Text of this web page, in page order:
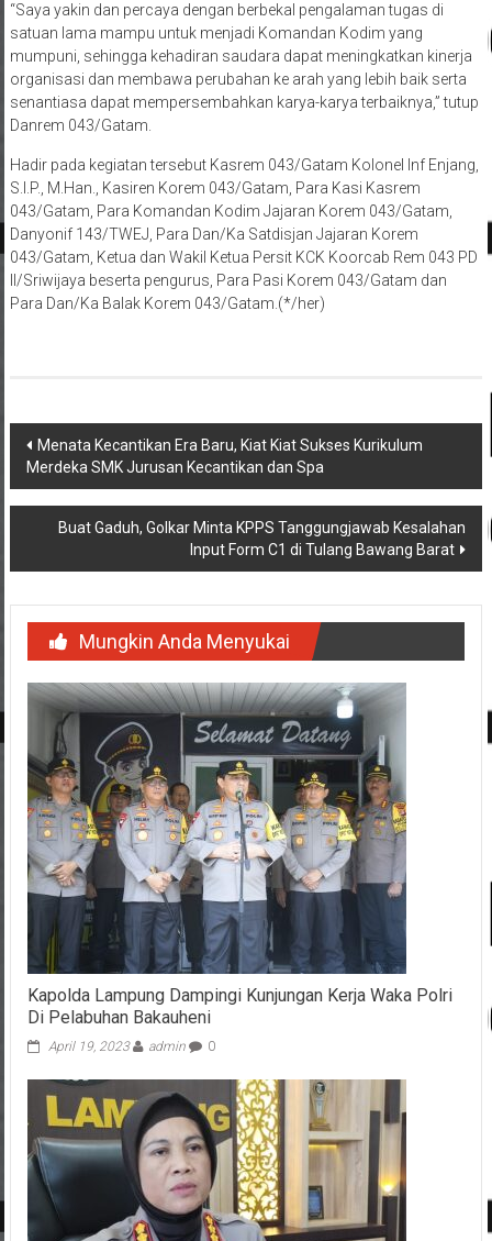
“Saya yakin dan percaya dengan berbekal pengalaman tugas di
satuan lama mampu untuk menjadi Komandan Kodim yang
mumpuni, sehingga kehadiran saudara dapat meningkatkan kinerja
organisasi dan membawa perubahan ke arah yang lebih baik serta
senantiasa dapat mempersembahkan karya-karya terbaiknya,” tutup
Danrem 043/Gatam.
Hadir pada kegiatan tersebut Kasrem 043/Gatam Kolonel Inf Enjang,
S.I.P., M.Han., Kasiren Korem 043/Gatam, Para Kasi Kasrem
043/Gatam, Para Komandan Kodim Jajaran Korem 043/Gatam,
Danyonif 143/TWEJ, Para Dan/Ka Satdisjan Jajaran Korem
043/Gatam, Ketua dan Wakil Ketua Persit KCK Koorcab Rem 043 PD
II/Sriwijaya beserta pengurus, Para Pasi Korem 043/Gatam dan
Para Dan/Ka Balak Korem 043/Gatam.(*/her)
Navigasi
pos
Menata Kecantikan Era Baru, Kiat Kiat Sukses Kurikulum
Merdeka SMK Jurusan Kecantikan dan Spa
Buat Gaduh, Golkar Minta KPPS Tanggungjawab Kesalahan
Input Form C1 di Tulang Bawang Barat
Mungkin Anda Menyukai
Kapolda Lampung Dampingi Kunjungan Kerja Waka Polri
Di Pelabuhan Bakauheni
April 19, 2023 admin 0